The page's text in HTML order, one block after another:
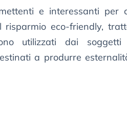
e interessanti per
eco-friendly,
utilizzati dai soggetti
a produrre